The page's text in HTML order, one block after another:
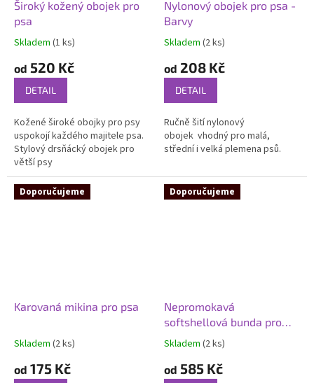
Široký kožený obojek pro
psa
Průměrné
produktu
5,0
5
hvězdiček.
Skladem (1 ks)
od 520 Kč
DETAIL
Kožené široké obojky pro psy
uspokojí každého majitele psa.
Stylový drsňácký obojek pro
větší psy
Nylonový obojek pro psa -
Barvy
Průměrné
produktu
5,0
5
hvězdiček.
Skladem (2 ks)
od 208 Kč
DETAIL
Ručně šití nylonový
obojek vhodný pro malá,
střední i velká plemena psů.
Doporučujeme
Karovaná mikina pro psa
Průměrné
produktu
Skladem (2 ks)
od 175 Kč
Doporučujeme
Nepromokavá
softshellová bunda pro
psa - Jelen
Průměrné
produktu
Skladem (2 ks)
od 585 Kč